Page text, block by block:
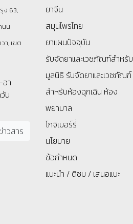
ง 63,
นน
า, เขต
อา
น
ยาจีน
สมุนไพรไทย
ยาแผนปัจจุบัน
รับจัดยาและเวชภัณฑ์สำหรับ
มูลนิธิ รับจัดยาและเวชภัณฑ์
สำหรับห้องฉุกเฉิน ห้อง
พยาบาล
โกจิเบอร์รี่
นโยบาย
ข้อกำหนด
แนะนำ / ติชม / เสนอแนะ